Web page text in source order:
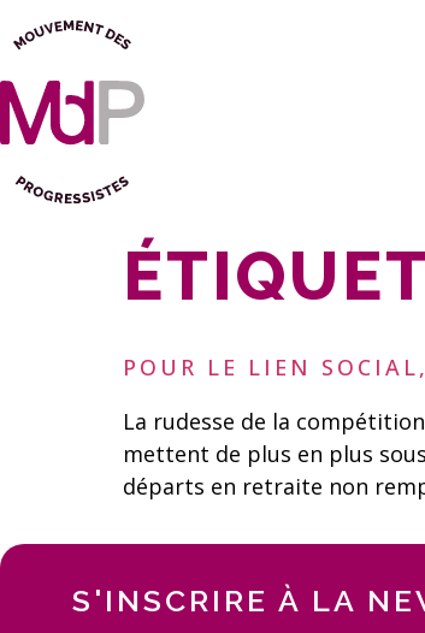
POUR LE LIEN
La rudesse de la
mettent de plus en plus
départs en retraite non
S'INSCRIRE À LA